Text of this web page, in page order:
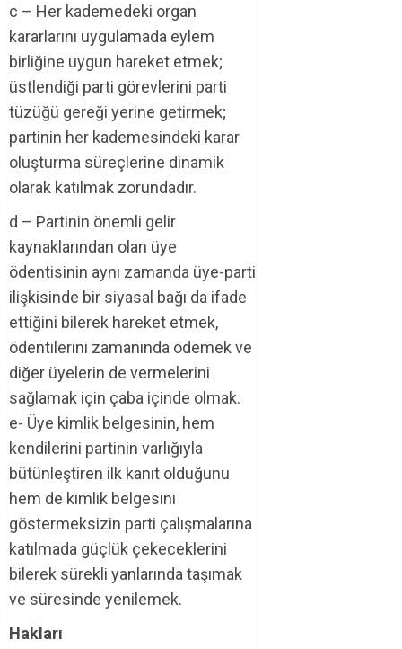
c – Her kademedeki organ
kararlarını uygulamada eylem
birliğine uygun hareket etmek;
üstlendiği parti görevlerini parti
tüzüğü gereği yerine getirmek;
partinin her kademesindeki karar
oluşturma süreçlerine dinamik
olarak katılmak zorundadır.
d – Partinin önemli gelir
kaynaklarından olan üye
ödentisinin aynı zamanda üye-parti
ilişkisinde bir siyasal bağı da ifade
ettiğini bilerek hareket etmek,
ödentilerini zamanında ödemek ve
diğer üyelerin de vermelerini
sağlamak için çaba içinde olmak.
e- Üye kimlik belgesinin, hem
kendilerini partinin varlığıyla
bütünleştiren ilk kanıt olduğunu
hem de kimlik belgesini
göstermeksizin parti çalışmalarına
katılmada güçlük çekeceklerini
bilerek sürekli yanlarında taşımak
ve süresinde yenilemek.
Hakları